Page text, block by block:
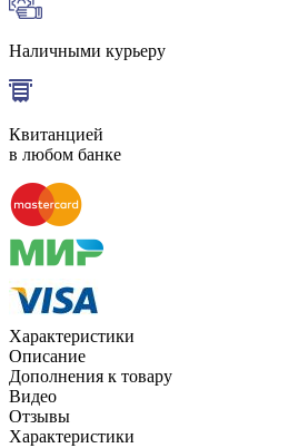
Наличными курьеру
Квитанцией
в любом банке
Характеристики
Описание
Дополнения к товару
Видео
Отзывы
Характеристики